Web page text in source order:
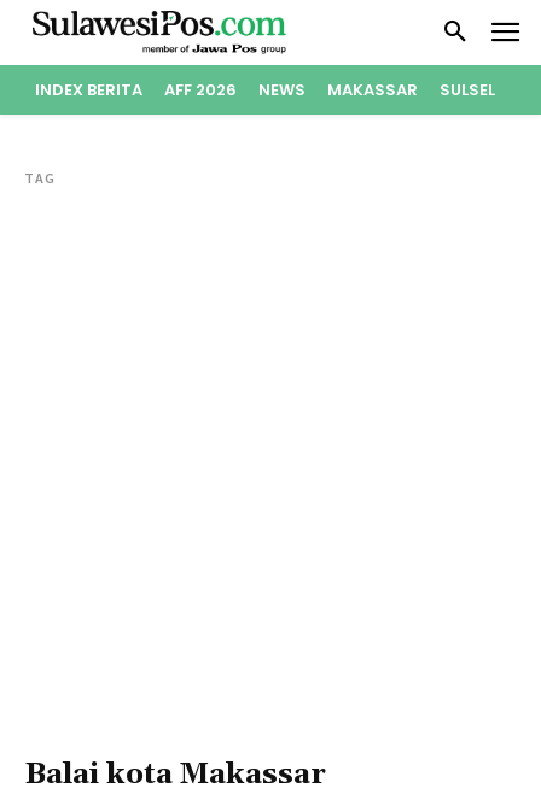
INDEX BERITA AFF 2026 NEWS MAKASSAR SULSEL
TAG
Balai kota Makassar